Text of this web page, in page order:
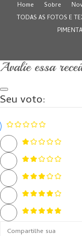
Home Sobre
TODAS AS FOTOS E
Avalie essa
Seu voto: